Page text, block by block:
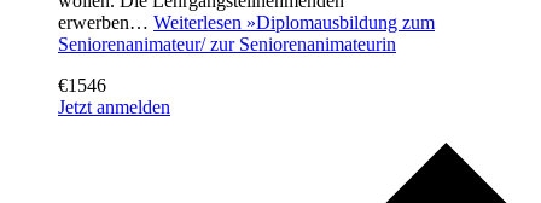
erwerben… Weiterlesen »Diplomausbildung zum
Seniorenanimateur/ zur Seniorenanimateurin
€1546
Jetzt anmelden